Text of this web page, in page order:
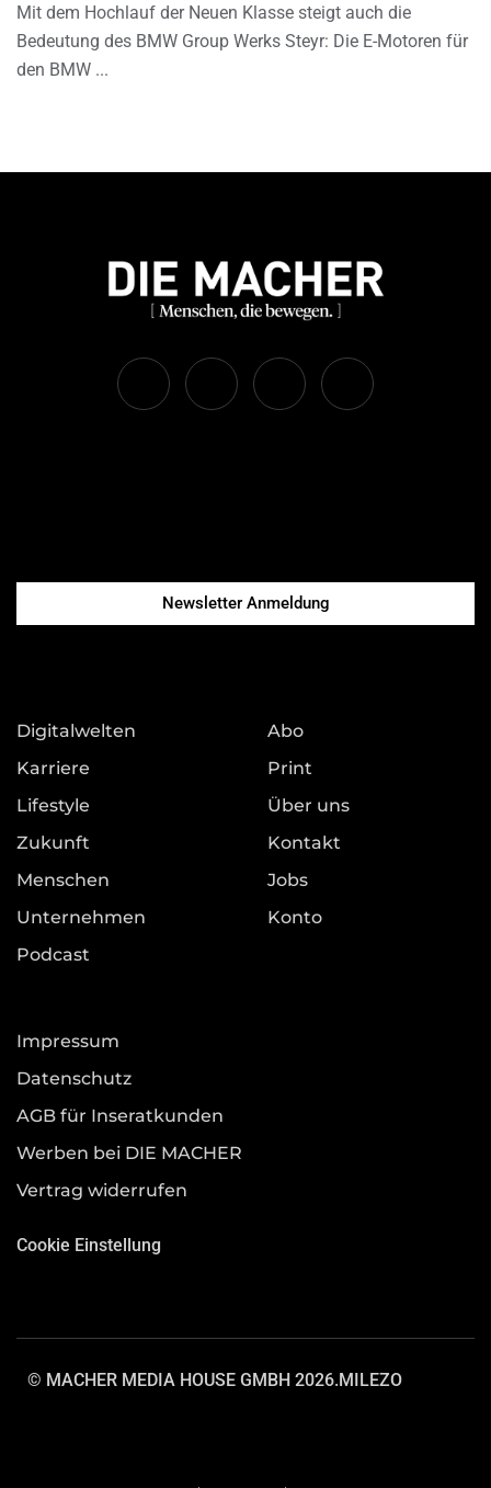
Mit dem Hochlauf der Neuen Klasse steigt auch die
Bedeutung des BMW Group Werks Steyr: Die E-Motoren für
den BMW
Newsletter Anmeldung
Digitalwelten
Karriere
Lifestyle
Zukunft
Menschen
Unternehmen
Podcast
Abo
Print
Über uns
Kontakt
Jobs
Konto
Impressum
Datenschutz
AGB für Inseratkunden
Werben bei DIE MACHER
Vertrag widerrufen
Cookie Einstellung
© MACHER MEDIA HOUSE GMBH 2026.MILEZO